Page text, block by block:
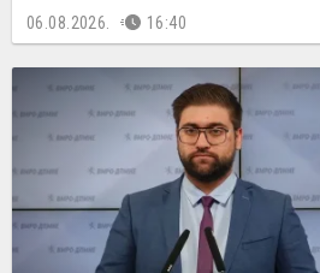
06.08.2026. 16:40